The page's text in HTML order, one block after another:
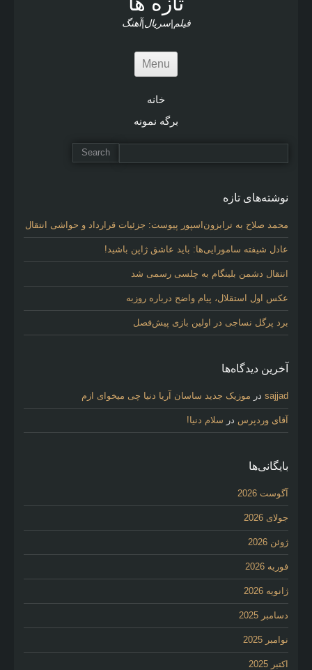
فیلم|سریال|آهنگ
Menu
خانه
برگه نمونه
نوشته‌های تازه
محمد صلاح به ترابزون‌اسپور پیوست: جزئیات قرارداد و حواشی انتقال
عادل شیفته سامورایی‌ها: باید عاشق ژاپن باشید!
انتقال دشمن بلینگام به چلسی رسمی شد
عکس اول استقلال، پیام واضح درباره روزبه
برد پرگل نساجی در اولین بازی پیش‌فصل
آخرین دیدگاه‌ها
sajjad در موزیک جدید ساسان آریا دنیا چی میخوای ازم
آقای وردپرس در سلام دنیا!
بایگانی‌ها
آگوست 2026
جولای 2026
ژوئن 2026
فوریه 2026
ژانویه 2026
دسامبر 2025
نوامبر 2025
اکتبر 2025